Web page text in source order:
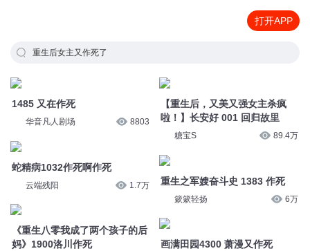
打开APP
重生后女主又作死了
1485 又在作死
华音凡人剧场 8803
蛇精病1032作死啊作死
云端残阳 1.7万
《重生八零我成了两个孩子的后
妈》1900洛川作死
【重生后，又美又强女主杀疯
啦！】长安好 001 回归故里
糖宝S 89.4万
重生之军嫂奋斗史 1383 作死
簌簌轻扬 6万
画满田园4300 萧漫又作死